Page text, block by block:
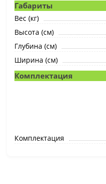
Габариты
Вес (кг)
Высота (см)
Глубина (см)
Ширина (см)
Комплектация
Комплектация